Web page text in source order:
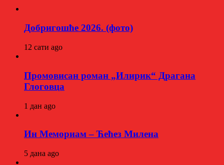
Добригошће 2026. (фото)
12 сати ago
Промовисан роман „Илирик“ Драгана
Глоговца
1 дан ago
Ин Мемориам – Ћећез Милена
5 дана ago